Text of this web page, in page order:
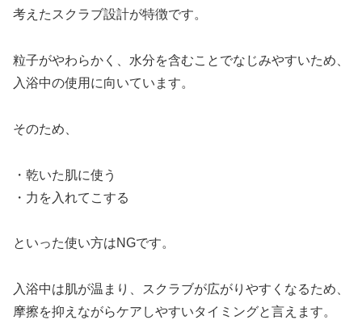
考えたスクラブ設計が特徴です。
粒子がやわらかく、水分を含むことでなじみやすいため、
入浴中の使用に向いています。
そのため、
・乾いた肌に使う
・力を入れてこする
といった使い方はNGです。
入浴中は肌が温まり、スクラブが広がりやすくなるため、
摩擦を抑えながらケアしやすいタイミングと言えます。